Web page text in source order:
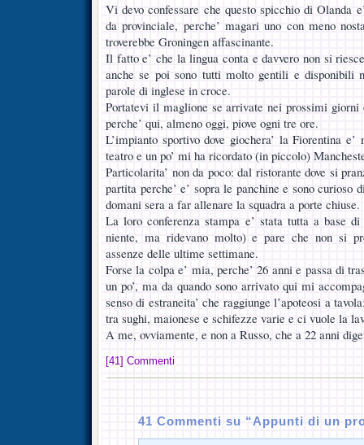
Vi devo confessare che questo spicchio di Olanda
da provinciale, perche’ magari uno con meno
troverebbe Groningen affascinante.
Il fatto e’ che la lingua conta e davvero non si
anche se poi sono tutti molto gentili e disponibili
parole di inglese in croce.
Portatevi il maglione se arrivate nei prossimi giorni
perche’ qui, almeno oggi, piove ogni tre ore.
L’impianto sportivo dove giochera’ la Fiorentina
teatro e un po’ mi ha ricordato (in piccolo)
Particolarita’ non da poco: dal ristorante dove si
partita perche’ e’ sopra le panchine e sono curioso
domani sera a far allenare la squadra a porte chiuse.
La loro conferenza stampa e’ stata tutta a base
niente, ma ridevano molto) e pare che non si
assenze delle ultime settimane.
Forse la colpa e’ mia, perche’ 26 anni e passa di
un po’, ma da quando sono arrivato qui mi
senso di estraneita’ che raggiunge l’apoteosi a
tra sughi, maionese e schifezze varie e ci vuole la
A me, ovviamente, e non a Russo, che a 22 anni
[41] Commenti
41 Commenti su “Appunti di un